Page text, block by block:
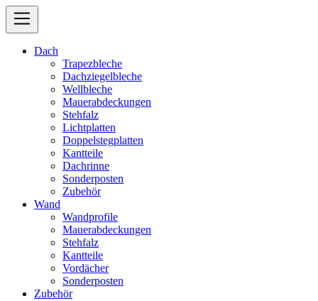
Dach
Trapezbleche
Dachziegelbleche
Wellbleche
Mauerabdeckungen
Stehfalz
Lichtplatten
Doppelstegplatten
Kantteile
Dachrinne
Sonderposten
Zubehör
Wand
Wandprofile
Mauerabdeckungen
Stehfalz
Kantteile
Vordächer
Sonderposten
Zubehör